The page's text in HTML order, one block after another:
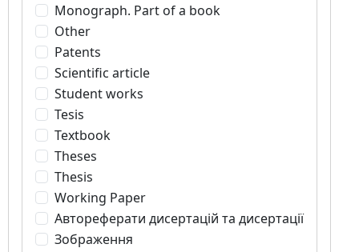
Monograph. Part of a book
Other
Patents
Scientific article
Student works
Tesis
Textbook
Theses
Thesis
Working Paper
Автореферати дисертацій та дисертації
Зображення